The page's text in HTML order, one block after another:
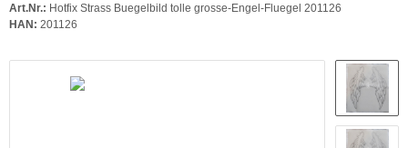
Art.Nr.: Hotfix Strass Buegelbild tolle grosse-Engel-Fluegel 201126
HAN: 201126